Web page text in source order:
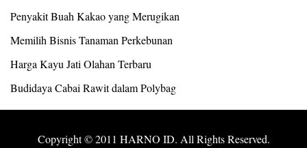
Penyakit Buah Kakao yang Merugikan
Memilih Bisnis Tanaman Perkebunan
Harga Kayu Jati Olahan Terbaru
Budidaya Cabai Rawit dalam Polybag
Copyright © 2011 HARNO ID. All Rights Reserved.